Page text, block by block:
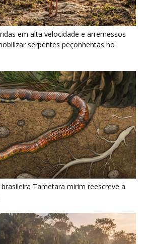
em alta velocidade e arremessos
serpentes peçonhentas no
Tametara mirim reescreve a